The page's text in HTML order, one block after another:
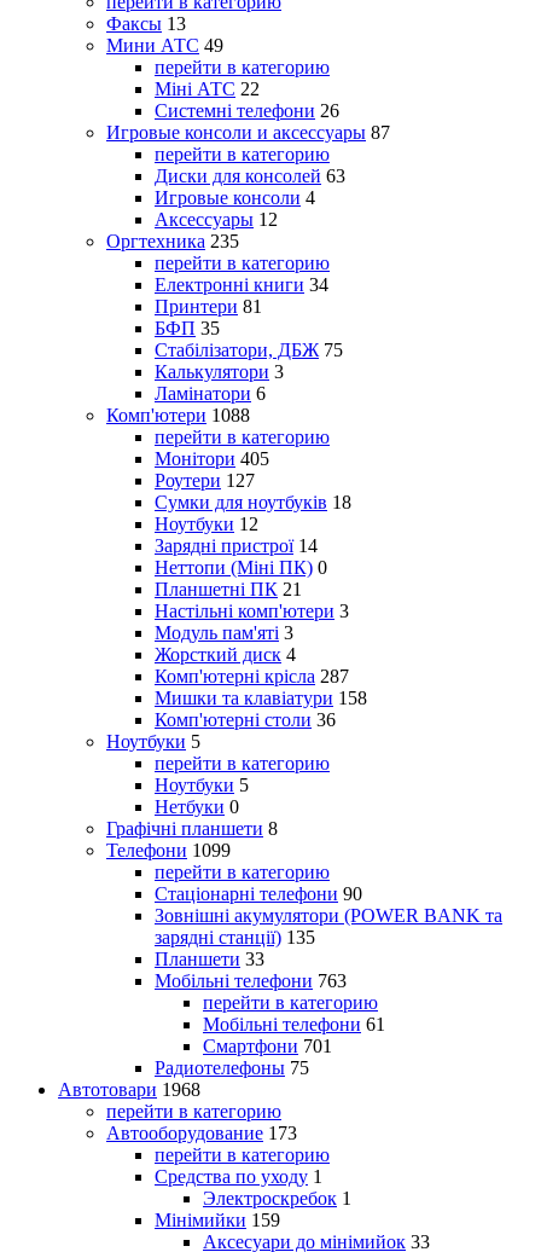
Факсы 13
Мини АТС 49
перейти в категорию
Міні АТС 22
Системні телефони 26
Игровые консоли и аксессуары 87
перейти в категорию
Диски для консолей 63
Игровые консоли 4
Аксессуары 12
Оргтехника 235
перейти в категорию
Електронні книги 34
Принтери 81
БФП 35
Стабілізатори, ДБЖ 75
Калькулятори 3
Ламінатори 6
Комп'ютери 1088
перейти в категорию
Монітори 405
Роутери 127
Сумки для ноутбуків 18
Ноутбуки 12
Зарядні пристрої 14
Неттопи (Міні ПК) 0
Планшетні ПК 21
Настільні комп'ютери 3
Модуль пам'яті 3
Жорсткий диск 4
Комп'ютерні крісла 287
Мишки та клавіатури 158
Комп'ютерні столи 36
Ноутбуки 5
перейти в категорию
Ноутбуки 5
Нетбуки 0
Графічні планшети 8
Телефони 1099
перейти в категорию
Стаціонарні телефони 90
Зовнішні акумулятори (POWER BANK та
зарядні станції) 135
Планшети 33
Мобільні телефони 763
перейти в категорию
Мобільні телефони 61
Смартфони 701
Радиотелефоны 75
Автотовари 1968
перейти в категорию
Автооборудование 173
перейти в категорию
Средства по уходу 1
Электроскребок 1
Мінімийки 159
Аксесуари до мінімийок 33